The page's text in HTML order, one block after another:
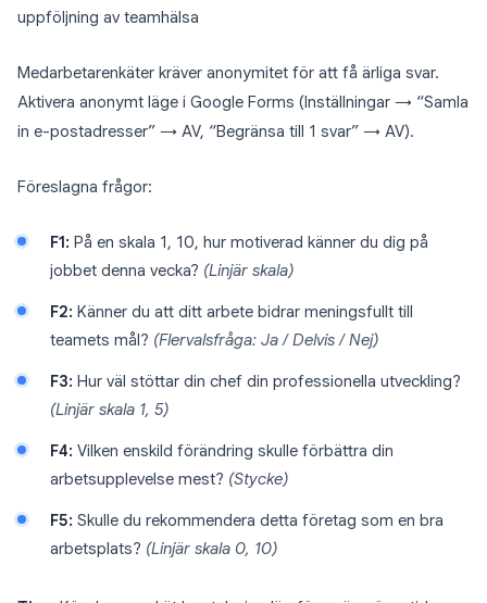
uppföljning av teamhälsa
Medarbetarenkäter kräver anonymitet för att få ärliga svar.
Aktivera anonymt läge i Google Forms (Inställningar → “Samla
in e-postadresser” → AV, “Begränsa till 1 svar” → AV).
Föreslagna frågor:
F1: På en skala 1, 10, hur motiverad känner du dig på
jobbet denna vecka? (Linjär skala)
F2: Känner du att ditt arbete bidrar meningsfullt till
teamets mål? (Flervalsfråga: Ja / Delvis / Nej)
F3: Hur väl stöttar din chef din professionella utveckling?
(Linjär skala 1, 5)
F4: Vilken enskild förändring skulle förbättra din
arbetsupplevelse mest? (Stycke)
F5: Skulle du rekommendera detta företag som en bra
arbetsplats? (Linjär skala 0, 10)